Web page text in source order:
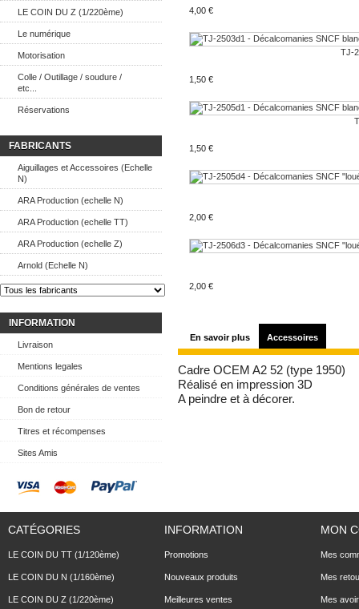
LE COIN DU Z (1/220ème)
Le numérique
Motorisation
Colle / Outillage / soudure /
etc...
Réservations
FABRICANTS
Aiguillages et Accessoires (Echelle
N)
ARA Production (echelle N)
ARA Production (echelle TT)
ARA Production (echelle Z)
Arnold (Echelle N)
INFORMATION
Livraison
Mentions legales
Conditions générales de ventes
Bon de retour
Titres et récompenses
Sites Amis
4,00 €
TJ-
1,50 €
1,50 €
2,00 €
2,00 €
En savoir plus Accessoires
Cadre OCEM A2 52 (type 1950)
Réalisé en impression 3D
A peindre et à décorer.
CATÉGORIES
LE COIN DU TT (1/120ème)
LE COIN DU N (1/160ème)
LE COIN DU Z (1/220ème)
INFORMATION
Promotions
Nouveaux produits
Meilleures ventes
MON
Mes
Mes
Mes